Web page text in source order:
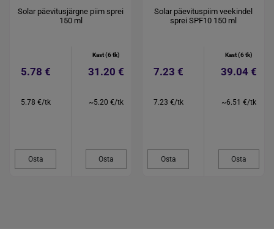
Solar päevitusjärgne piim sprei
150 ml
5.78 €
5.78 €/tk
Osta
Kast (6 tk)
31.20 €
~5.20 €/tk
Osta
Solar päevituspiim veekindel
sprei SPF10 150 ml
7.23 €
7.23 €/tk
Osta
Kast (6 tk)
39.04 €
~6.51 €/tk
Osta